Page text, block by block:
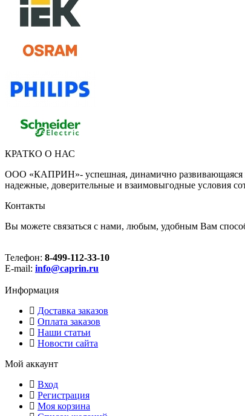
КРАТКО О НАС
ООО «КАПРИН»- успешная, динамично развивающаяся
надежные, доверительные и взаимовыгодные условия
Контакты
Вы можете связаться с нами, любым, удобным Вам
Телефон: 8-499-112-33-10
E-mail: info@caprin.ru
Информация
Доставка заказов
Оплата заказов
Наши статьи
Новости сайта
Мой аккаунт
Вход
Регистрация
Моя корзина